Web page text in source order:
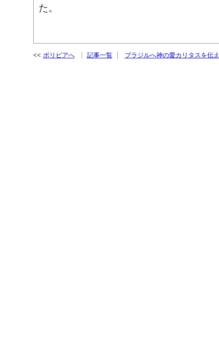
た。
ボリビアへ 記事一覧 ブラジルへ神の愛カリタスを伝